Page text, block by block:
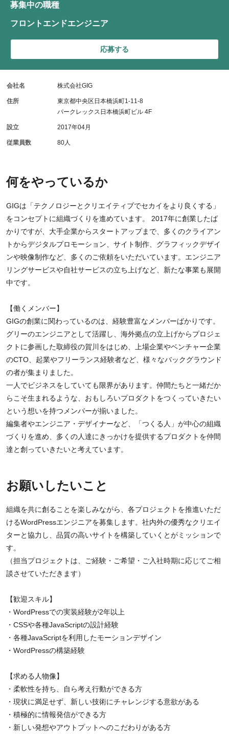
何をやっているか
GIGは「テクノロジーとクリエイティブでセカイをより良くする」
をコンセプトに組織づくりを進めています。 2017年に創業したば
かりですが、大手企業からスタートアップまで、多くのクライアン
トからデジタルプロモーション、サイト制作、グラフィックデザイ
ンや映像制作など、多くのご依頼をいただいています。エンジニア
リングサービスや自社サービスの立ち上げなど、新たな事業も展開
中です。
【働くメンバー】
GIGの創業に関わっているのは、経験豊富なメンバーばかりです。
グリーのエンジニアとして活躍し、海外拠点の立上げからプロジェ
クトに参画した取締役の賀川をはじめ、上場企業やベンチャー企業
のCTO、起業やフリーランス経験者など、様々なバックグラウンド
の者が集まりました。
一人でビジネスをしていても限界があります。仲間たちと一緒だか
らこそ生まれるような、おもしろいプロダクトをつくっていきたい
という想いを持つメンバーが揃いました。
編集者やエンジニア・デザイナーなど、「つくる人」が中心の組織
づくりを進め、多くの人達にきっかけを提供するプロダクトを仲間
達と創っていきたいと考えています。
お願いしたいこと
組織を共に創ることを楽しみながら、各プロジェクトを推進いただ
けるWordPressエンジニアを募集します。社内外の優秀なクリエイ
ターと協力し、品質の高いサイトを構築していくとがミッションで
す。
（担当プロジェクトは、ご経験・ご希望・ご入社時期に応じてご相
談させていただきます）
【歓迎スキル】
・WordPressでの実装経験が2年以上
・CSSや各種JavaScriptの設計経験
・各種JavaScriptを利用したモーションデザイン
・WordPressの構築経験
【求める人物像】
・柔軟性を持ち、自ら考え行動ができる方
・現状に満足せず、新しい技術にチャレンジする意欲がある
・積極的に情報発信ができる方
・新しい発想やアウトプットへのこだわりがある方
募集中の職種
フロントエンドエンジニア
応募する
会社名 株式会社GIG
住所
東京都中央区日本橋浜町1-11-8
パークレックス日本橋浜町ビル 4F
設立 2017年04月
従業員数 80人